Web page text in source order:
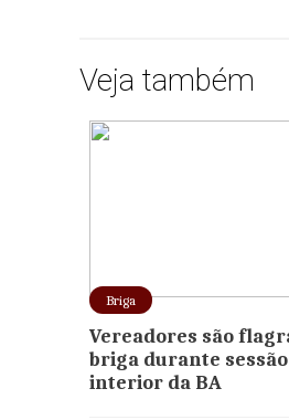
Veja também
Briga
Vereadores são
briga durante
interior da BA